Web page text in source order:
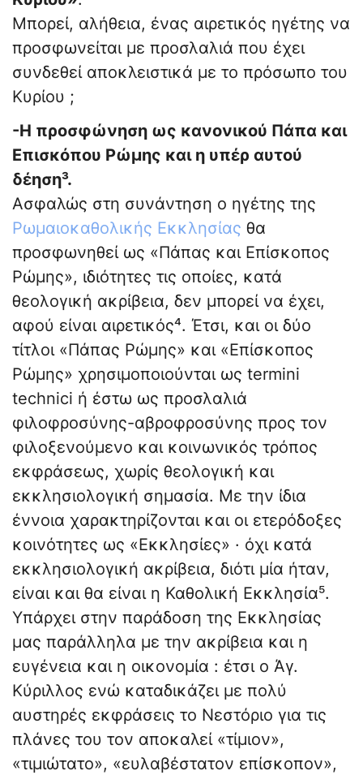
Μπορεί, αλήθεια, ένας αιρετικός ηγέτης να
προσφωνείται με προσλαλιά που έχει
συνδεθεί αποκλειστικά με το πρόσωπο του
Κυρίου ;
-Η προσφώνηση ως κανονικού Πάπα και
Επισκόπου Ρώμης και η υπέρ αυτού
δέηση³.
Ασφαλώς στη συνάντηση ο ηγέτης της
Ρωμαιοκαθολικής Εκκλησίας θα
προσφωνηθεί ως «Πάπας και Επίσκοπος
Ρώμης», ιδιότητες τις οποίες, κατά
θεολογική ακρίβεια, δεν μπορεί να έχει,
αφού είναι αιρετικός⁴. Έτσι, και οι δύο
τίτλοι «Πάπας Ρώμης» και «Επίσκοπος
Ρώμης» χρησιμοποιούνται ως termini
technici ή έστω ως προσλαλιά
φιλοφροσύνης-αβροφροσύνης προς τον
φιλοξενούμενο και κοινωνικός τρόπος
εκφράσεως, χωρίς θεολογική και
εκκλησιολογική σημασία. Με την ίδια
έννοια χαρακτηρίζονται και οι ετερόδοξες
κοινότητες ως «Εκκλησίες» · όχι κατά
εκκλησιολογική ακρίβεια, διότι μία ήταν,
είναι και θα είναι η Καθολική Εκκλησία⁵.
Υπάρχει στην παράδοση της Εκκλησίας
μας παράλληλα με την ακρίβεια και η
ευγένεια και η οικονομία : έτσι ο Άγ.
Κύριλλος ενώ καταδικάζει με πολύ
αυστηρές εκφράσεις το Νεστόριο για τις
πλάνες του τον αποκαλεί «τίμιον»,
«τιμιώτατο», «ευλαβέστατον επίσκοπον»,